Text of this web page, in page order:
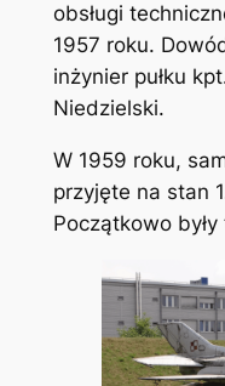
obsługi
1957 roku.
inżynier pułku
Niedzielski.
W 1959 roku,
przyjęte na stan
Początkowo